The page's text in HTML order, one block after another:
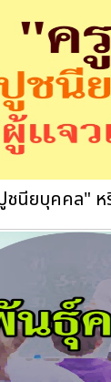
นียบุคคล" ห